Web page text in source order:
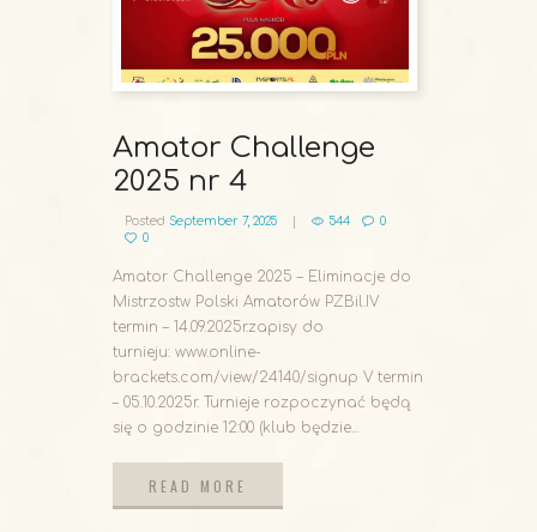
Amator Challenge
2025 nr 4
Posted September 7, 2025 544
0
0
Amator Challenge 2025 – Eliminacje do
Mistrzostw Polski Amatorów PZBil.IV
termin – 14.09.2025r.zapisy do
turnieju: www.online-
brackets.com/view/24140/signup V termin
– 05.10.2025r. Turnieje rozpoczynać będą
się o godzinie 12:00 (klub będzie...
READ MORE